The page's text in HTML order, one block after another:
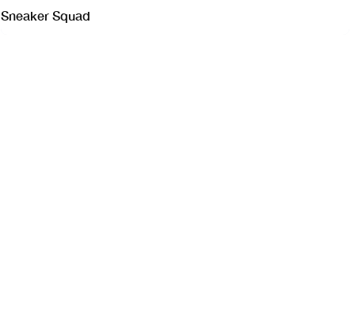
Sneaker Squad